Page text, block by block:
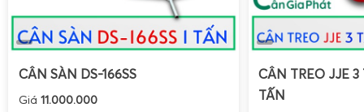
CÂN SÀN DS-166SS
Giá 11.000.000
CÂN TREO JJE
TẤN